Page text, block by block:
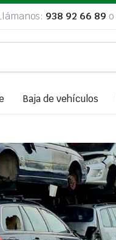
938 92 66 89 o
Baja de vehículos